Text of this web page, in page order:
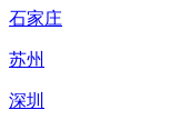
石家庄
苏州
深圳